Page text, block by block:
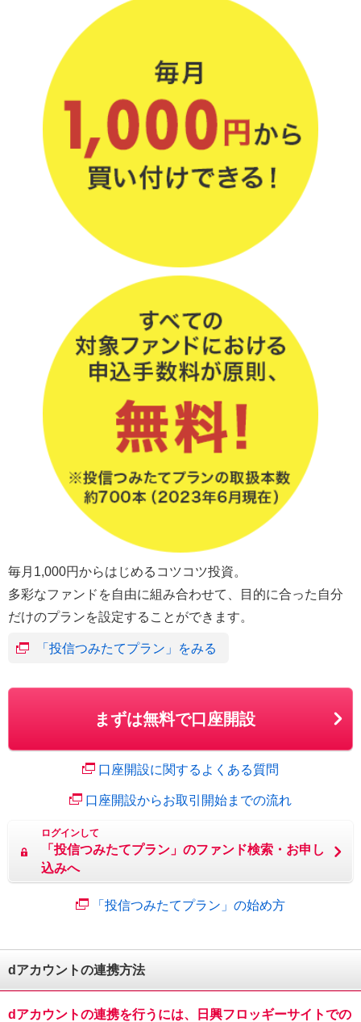
毎月1,000円からはじめるコツコツ投資。
多彩なファンドを自由に組み合わせて、目的に合った自分
だけのプランを設定することができます。
「投信つみたてプラン」をみる
まずは無料で口座開設
口座開設に関するよくある質問
口座開設からお取引開始までの流れ
ログインして
「投信つみたてプラン」のファンド検索・お申し
込みへ
「投信つみたてプラン」の始め方
dアカウントの連携方法
dアカウントの連携を行うには、日興フロッギーサイトでの